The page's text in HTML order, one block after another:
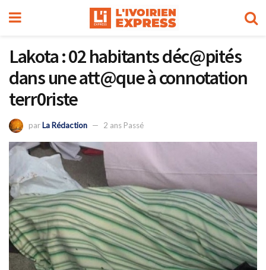
Lakota : 02 habitants déc@pités
dans une att@que à connotation
terr0riste
parLa Rédaction 2 ans Passé